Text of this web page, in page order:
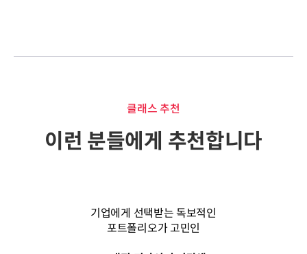
클래스 추천
이런 분들에게 추천합니다
기업에게 선택받는 독보적인
포트폴리오가 고민인